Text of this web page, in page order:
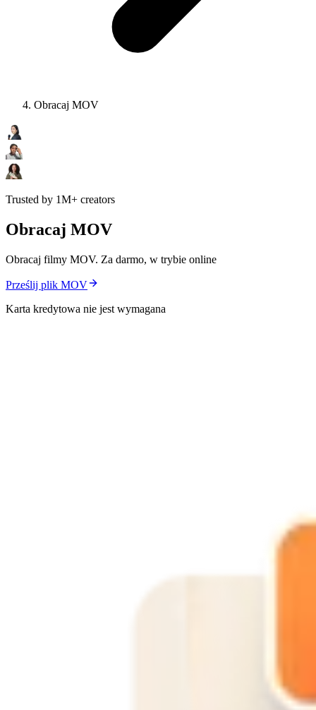
Obracaj MOV
Trusted by 1M+ creators
Obracaj MOV
Obracaj filmy MOV. Za darmo, w trybie online
Prześlij plik MOV
Karta kredytowa nie jest wymagana